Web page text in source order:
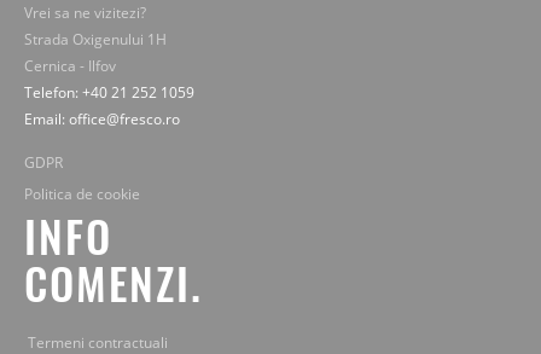
Vrei sa ne vizitezi?
Strada Oxigenului 1H
Cernica - Ilfov
Telefon: +40 21 252 1059
Email: office@fresco.ro
GDPR
Politica de cookie
INFO
COMENZI.
Termeni contractuali